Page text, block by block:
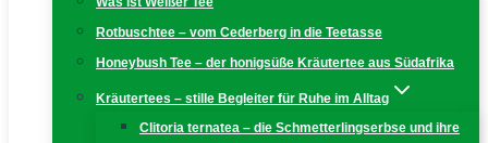
Rotbuschtee – vom Cederberg in die Teetasse
Honeybush Tee – der honigsüße Kräutertee aus Südafrika
Kräutertees – stille Begleiter für Ruhe im Alltag
Clitoria ternatea – die Schmetterlingserbse und ihre